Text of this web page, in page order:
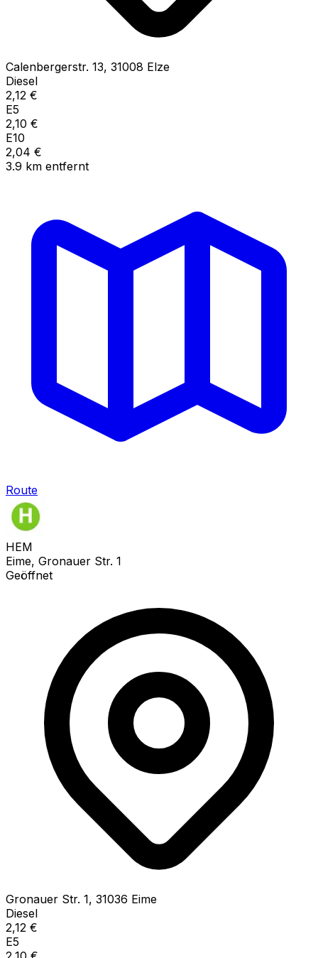
Calenbergerstr. 13, 31008 Elze
Diesel
2,12 €
E5
2,10 €
E10
2,04 €
3.9 km entfernt
Route
HEM
Eime, Gronauer Str. 1
Geöffnet
Gronauer Str. 1, 31036 Eime
Diesel
2,12 €
E5